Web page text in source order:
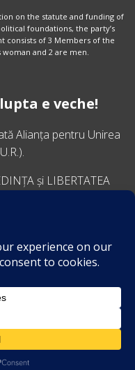
on the statute and funding of
foundations, the party’s
consists of 3 Members of the
and 2 are men.
e veche!
Alianța pentru Unirea
și LIBERTATEA
NOI
AUR